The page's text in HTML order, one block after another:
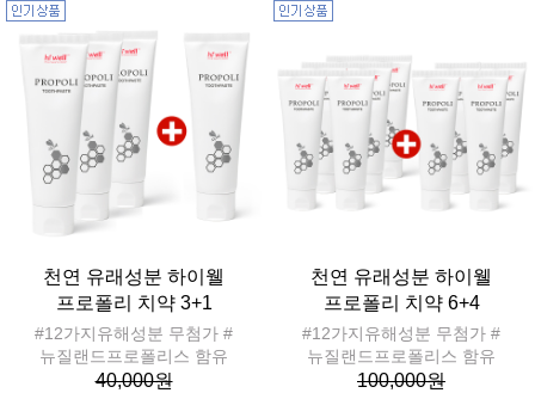
천연 유래성분 하이웰
프로폴리 치약 3+1
#12가지유해성분 무첨가 #
뉴질랜드프로폴리스 함유
40,000원
천연 유래성분 하이웰
프로폴리 치약 6+4
#12가지유해성분 무첨가 #
뉴질랜드프로폴리스 함유
100,000원